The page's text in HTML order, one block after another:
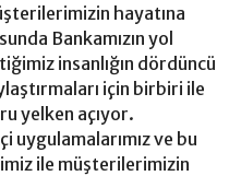
hayatına
Bankamızın yol
insanlığın dördüncü
için birbiri ile
yelken açıyor.
uygulamalarımız ve bu
ile müşterilerimizin